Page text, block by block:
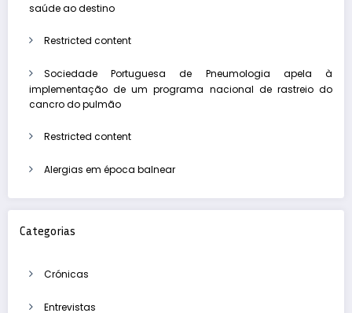
saúde ao destino
Restricted content
Sociedade Portuguesa de Pneumologia apela à
implementação de um programa nacional de rastreio do
cancro do pulmão
Restricted content
Alergias em época balnear
Categorias
Crónicas
Entrevistas